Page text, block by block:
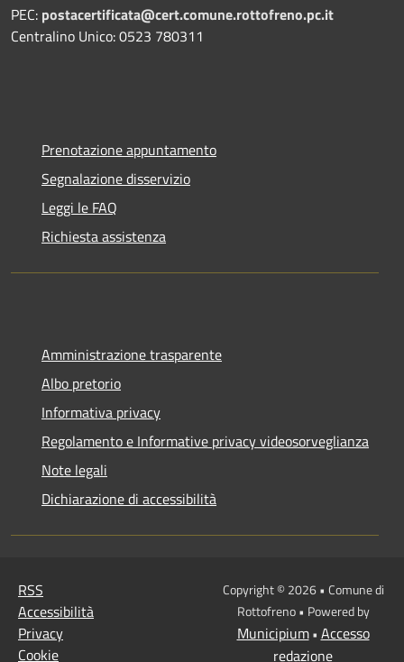
PEC: postacertificata@cert.comune.rottofreno.pc.it
Centralino Unico: 0523 780311
Prenotazione appuntamento
Segnalazione disservizio
Leggi le FAQ
Richiesta assistenza
Amministrazione trasparente
Albo pretorio
Informativa privacy
Regolamento e Informative privacy videosorveglianza
Note legali
Dichiarazione di accessibilità
RSS
Accessibilità
Privacy
Cookie
Copyright © 2026 • Comune di
Rottofreno • Powered by
Municipium• Accesso
redazione